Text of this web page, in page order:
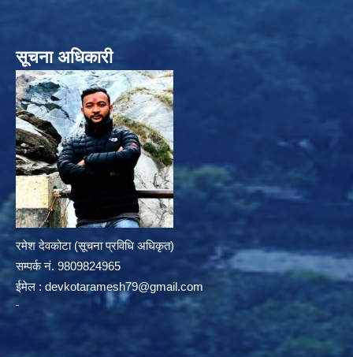
सूचना अधिकारी
रमेश देवकोटा (सूचना प्रविधि अधिकृत)
सम्पर्क न‌ं. 9809824965
ईमेल : devkotaramesh79@gmail.com